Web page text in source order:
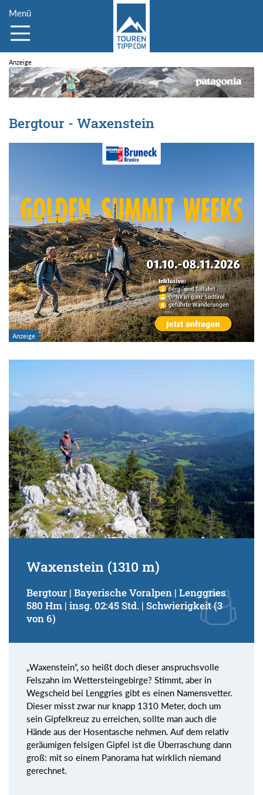
Menü
Bergtour - Waxenstein
Waxenstein (1310 m)
Bergtour | Bayerische Voralpen | Lenggries
580 Hm | insg. 02:45 Std. | Schwierigkeit (3
von 6)
„Waxenstein“, so heißt doch dieser anspruchsvolle
Felszahn im Wettersteingebirge? Stimmt, aber in
Wegscheid bei Lenggries gibt es einen Namensvetter.
Dieser misst zwar nur knapp 1310 Meter, doch um
sein Gipfelkreuz zu erreichen, sollte man auch die
Hände aus der Hosentasche nehmen. Auf dem relativ
geräumigen felsigen Gipfel ist die Überraschung dann
groß: mit so einem Panorama hat wirklich niemand
gerechnet.